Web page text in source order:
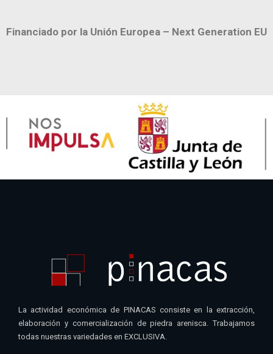
Financiado por la Unión Europea – Next Generation EU
La actividad económica de PINACAS consiste en la extracción,
elaboración y comercialización de piedra arenisca. Trabajamos
todas nuestras variedades en EXCLUSIVA.